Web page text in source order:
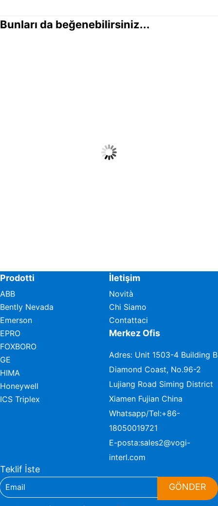
Bunları da beğenebilirsiniz...
Prodotti
ABB
Bently Nevada
Emerson
EPRO
FOXBORO
GE
HIMA
Honeywell
ICS Triplex
İletişim
Novità
Chi Siamo
Contattaci
Merkez Ofis
Adres: Unit 1503-4 Building B
Diamond Coast, No.96-2
Lujiang Road Siming District
Xiamen Fujian China
Whatsapp/Tel:+86-
18050019721
E-posta:sales2@vogi-
interl.com
Teklif İste
GÖNDER